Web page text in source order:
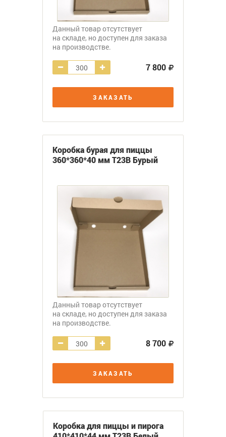
Данный товар отсутствует
на складе, но доступен для заказа
на производстве.
7 800
ЗАКАЗАТЬ
Коробка бурая для пиццы
360*360*40 мм Т23В Бурый
Данный товар отсутствует
на складе, но доступен для заказа
на производстве.
8 700
ЗАКАЗАТЬ
Коробка для пиццы и пирога